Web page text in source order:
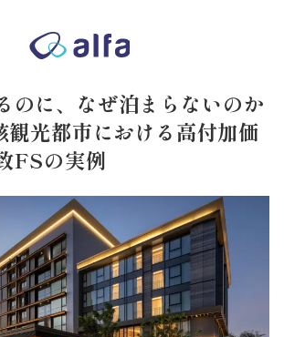
コンサルティング｜ホテル・旅館・観光業の事
のに、なぜ泊まらないのか
光都市における高付加価
FSの実例